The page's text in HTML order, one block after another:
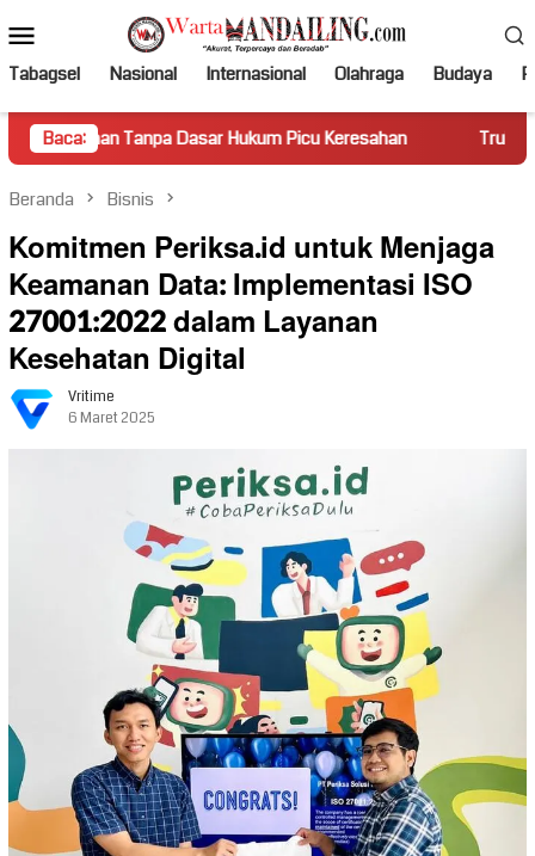
ke
kontenMobile
Tabagsel Nasional Internasional Olahraga Budaya
Baca:
Dasar Hukum Picu Keresahan Truk Miring Hambat
Beranda Bisnis
Komitmen Periksa.id untuk Menjaga
Keamanan Data: Implementasi ISO
27001:2022 dalam Layanan
Kesehatan Digital
Vritime
6 Maret 2025